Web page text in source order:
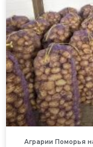
Аграрии Поморья